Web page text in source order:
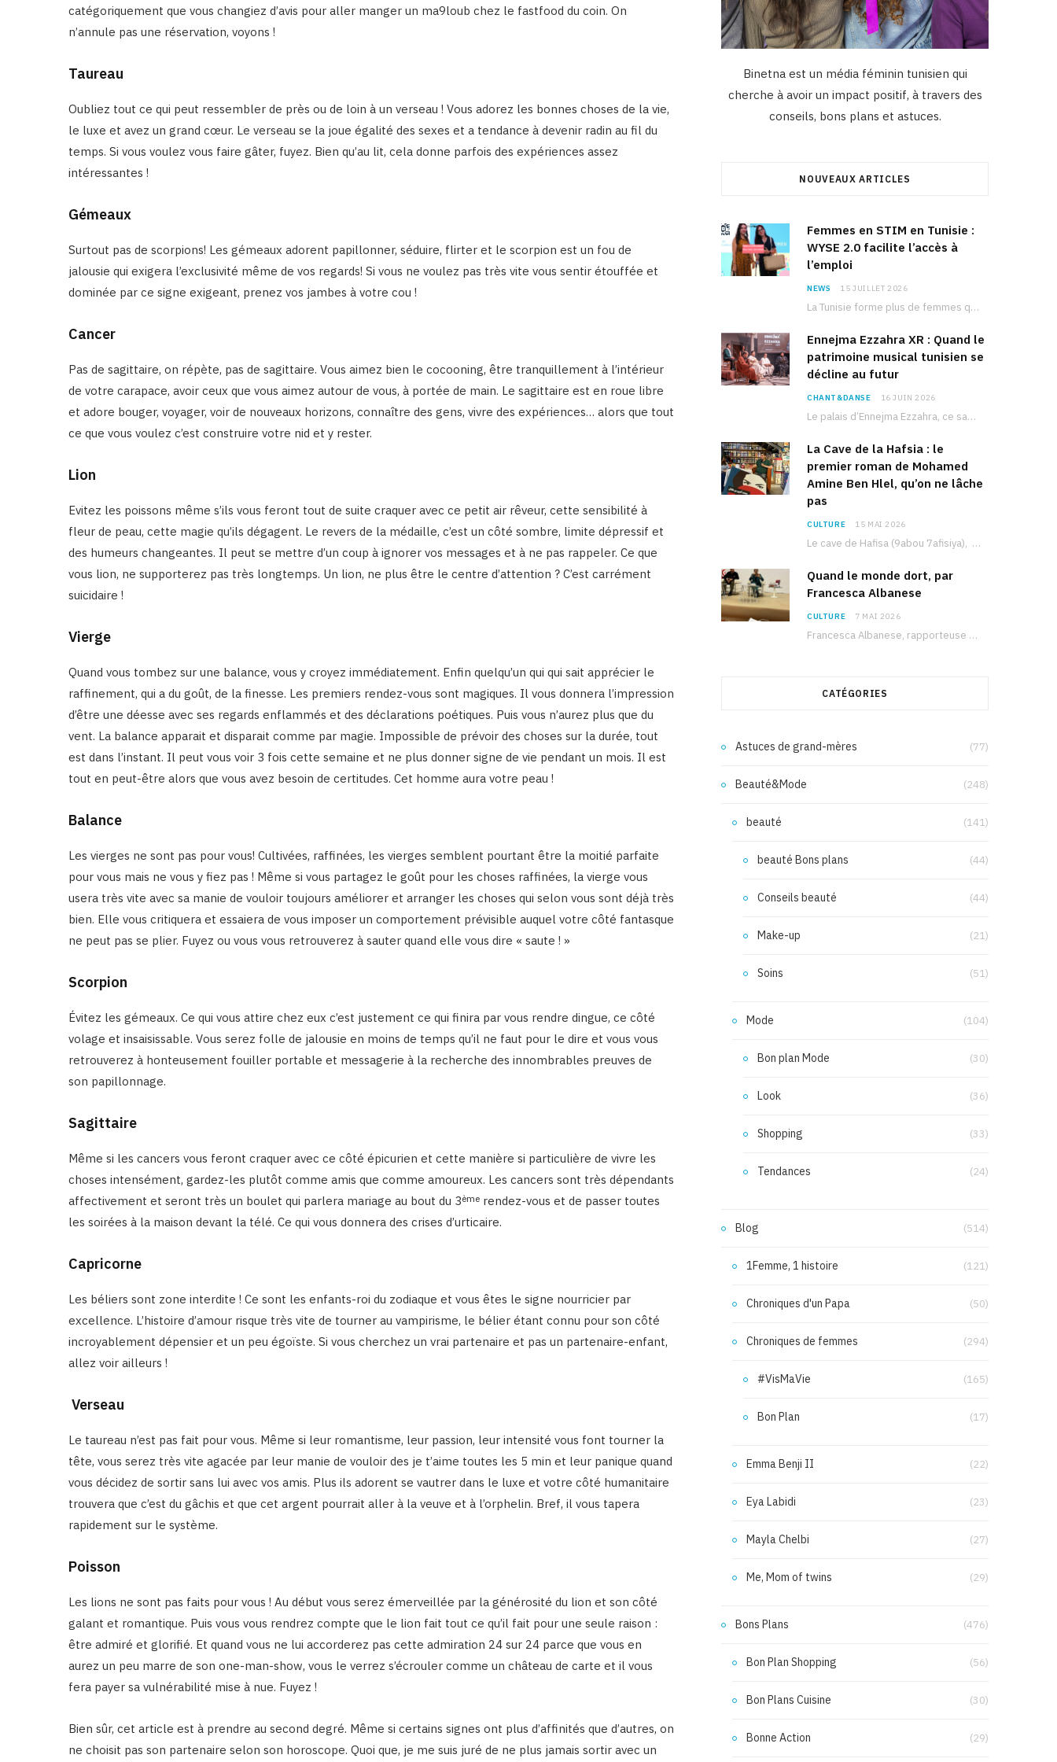
catégoriquement que vous changiez d’avis pour aller manger un ma9loub chez le fastfood du coin. On
n’annule pas une réservation, voyons !
Taureau
Oubliez tout ce qui peut ressembler de près ou de loin à un verseau ! Vous adorez les bonnes choses de la vie,
le luxe et avez un grand cœur. Le verseau se la joue égalité des sexes et a tendance à devenir radin au fil du
temps. Si vous voulez vous faire gâter, fuyez. Bien qu’au lit, cela donne parfois des expériences assez
intéressantes !
Gémeaux
Surtout pas de scorpions! Les gémeaux adorent papillonner, séduire, flirter et le scorpion est un fou de
jalousie qui exigera l’exclusivité même de vos regards! Si vous ne voulez pas très vite vous sentir étouffée et
dominée par ce signe exigeant, prenez vos jambes à votre cou !
Cancer
Pas de sagittaire, on répète, pas de sagittaire. Vous aimez bien le cocooning, être tranquillement à l’intérieur
de votre carapace, avoir ceux que vous aimez autour de vous, à portée de main. Le sagittaire est en roue libre
et adore bouger, voyager, voir de nouveaux horizons, connaître des gens, vivre des expériences… alors que tout
ce que vous voulez c’est construire votre nid et y rester.
Lion
Evitez les poissons même s’ils vous feront tout de suite craquer avec ce petit air rêveur, cette sensibilité à
fleur de peau, cette magie qu’ils dégagent. Le revers de la médaille, c’est un côté sombre, limite dépressif et
des humeurs changeantes. Il peut se mettre d’un coup à ignorer vos messages et à ne pas rappeler. Ce que
vous lion, ne supporterez pas très longtemps. Un lion, ne plus être le centre d’attention ? C’est carrément
suicidaire !
Vierge
Quand vous tombez sur une balance, vous y croyez immédiatement. Enfin quelqu’un qui qui sait apprécier le
raffinement, qui a du goût, de la finesse. Les premiers rendez-vous sont magiques. Il vous donnera l’impression
d’être une déesse avec ses regards enflammés et des déclarations poétiques. Puis vous n’aurez plus que du
vent. La balance apparait et disparait comme par magie. Impossible de prévoir des choses sur la durée, tout
est dans l’instant. Il peut vous voir 3 fois cette semaine et ne plus donner signe de vie pendant un mois. Il est
tout en peut-être alors que vous avez besoin de certitudes. Cet homme aura votre peau !
Balance
Les vierges ne sont pas pour vous! Cultivées, raffinées, les vierges semblent pourtant être la moitié parfaite
pour vous mais ne vous y fiez pas ! Même si vous partagez le goût pour les choses raffinées, la vierge vous
usera très vite avec sa manie de vouloir toujours améliorer et arranger les choses qui selon vous sont déjà très
bien. Elle vous critiquera et essaiera de vous imposer un comportement prévisible auquel votre côté fantasque
ne peut pas se plier. Fuyez ou vous vous retrouverez à sauter quand elle vous dire « saute ! »
Scorpion
Évitez les gémeaux. Ce qui vous attire chez eux c’est justement ce qui finira par vous rendre dingue, ce côté
volage et insaisissable. Vous serez folle de jalousie en moins de temps qu’il ne faut pour le dire et vous vous
retrouverez à honteusement fouiller portable et messagerie à la recherche des innombrables preuves de
son papillonnage.
Sagittaire
Même si les cancers vous feront craquer avec ce côté épicurien et cette manière si particulière de vivre les
choses intensément, gardez-les plutôt comme amis que comme amoureux. Les cancers sont très dépendants
affectivement et seront très un boulet qui parlera mariage au bout du 3ème rendez-vous et de passer toutes
les soirées à la maison devant la télé. Ce qui vous donnera des crises d’urticaire.
Capricorne
Les béliers sont zone interdite ! Ce sont les enfants-roi du zodiaque et vous êtes le signe nourricier par
excellence. L’histoire d’amour risque très vite de tourner au vampirisme, le bélier étant connu pour son côté
incroyablement dépensier et un peu égoïste. Si vous cherchez un vrai partenaire et pas un partenaire-enfant,
allez voir ailleurs !
Verseau
Le taureau n’est pas fait pour vous. Même si leur romantisme, leur passion, leur intensité vous font tourner la
tête, vous serez très vite agacée par leur manie de vouloir des je t’aime toutes les 5 min et leur panique quand
vous décidez de sortir sans lui avec vos amis. Plus ils adorent se vautrer dans le luxe et votre côté humanitaire
trouvera que c’est du gâchis et que cet argent pourrait aller à la veuve et à l’orphelin. Bref, il vous tapera
rapidement sur le système.
Poisson
Les lions ne sont pas faits pour vous ! Au début vous serez émerveillée par la générosité du lion et son côté
galant et romantique. Puis vous vous rendrez compte que le lion fait tout ce qu’il fait pour une seule raison :
être admiré et glorifié. Et quand vous ne lui accorderez pas cette admiration 24 sur 24 parce que vous en
aurez un peu marre de son one-man-show, vous le verrez s’écrouler comme un château de carte et il vous
fera payer sa vulnérabilité mise à nue. Fuyez !
Bien sûr, cet article est à prendre au second degré. Même si certains signes ont plus d’affinités que d’autres, on
ne choisit pas son partenaire selon son horoscope. Quoi que, je me suis juré de ne plus jamais sortir avec un
Binetna est un média féminin tunisien qui
cherche à avoir un impact positif, à travers des
conseils, bons plans et astuces.
NOUVEAUX ARTICLES
Femmes en STIM en Tunisie :
WYSE 2.0 facilite l’accès à
l’emploi
NEWS 15 JUILLET 2026
La Tunisie forme plus de femmes que d’hommes dans les filières scientifiques. Pourtant, pour beaucoup…
Ennejma Ezzahra XR : Quand le
patrimoine musical tunisien se
décline au futur
CHANT&DANSE 16 JUIN 2026
Le palais d’Ennejma Ezzahra, ce sanctuaire de la musique tunisienne et méditerranéenne construit par le…
La Cave de la Hafsia : le
premier roman de Mohamed
Amine Ben Hlel, qu’on ne lâche
pas
CULTURE 15 MAI 2026
Le cave de Hafisa (9abou 7afisiya), premier roman du journaliste tunisien Mohamed Amine Ben Hlel,…
Quand le monde dort, par
Francesca Albanese
CULTURE 7 MAI 2026
Francesca Albanese, rapporteuse spéciale de l’ONU sur les territoires palestiniens occupés, était à Tunis pour…
CATÉGORIES
Astuces de grand-mères (77)
Beauté&Mode (248)
beauté (141)
beauté Bons plans (44)
Conseils beauté (44)
Make-up (21)
Soins (51)
Mode (104)
Bon plan Mode (30)
Look (36)
Shopping (33)
Tendances (24)
Blog (514)
1Femme, 1 histoire (121)
Chroniques d'un Papa (50)
Chroniques de femmes (294)
#VisMaVie (165)
Bon Plan (17)
Emma Benji II (22)
Eya Labidi (23)
Mayla Chelbi (27)
Me, Mom of twins (29)
Bons Plans (476)
Bon Plan Shopping (56)
Bon Plans Cuisine (30)
Bonne Action (29)